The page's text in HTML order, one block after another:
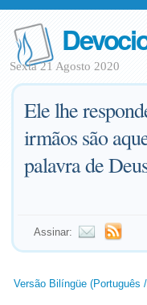
Sexta 21 Agosto 2020
Ele lhe
irmãos são
palavra de
Assinar:
Versão Bilíngüe (Português